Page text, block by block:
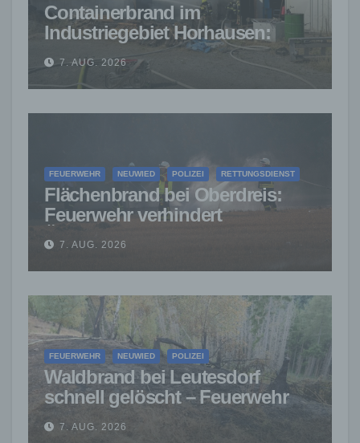
Containerbrand im
Industriegebiet Horhausen:
Feuerwehr verhindert weitere
Ausbreitung
7. AUG. 2026
FEUERWEHR NEUWIED POLIZEI RETTUNGSDIENST
Flächenbrand bei Oberdreis:
Feuerwehr verhindert
Übergreifen auf Waldgebiet
7. AUG. 2026
FEUERWEHR NEUWIED POLIZEI
Waldbrand bei Leutesdorf
schnell gelöscht – Feuerwehr
warnt vor erhöhter Brandgefahr
7. AUG. 2026